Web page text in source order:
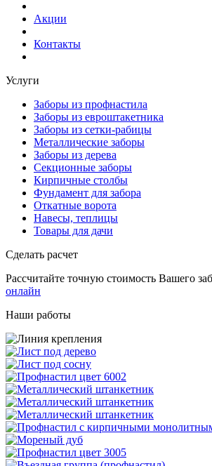
Акции
Контакты
Услуги
Заборы из профнастила
Заборы из евроштакетника
Заборы из сетки-рабицы
Металлические заборы
Заборы из дерева
Секционные заборы
Кирпичные столбы
Фундамент для забора
Откатные ворота
Навесы, теплицы
Товары для дачи
Сделать расчет
Рассчитайте точную стоимость Вашего
онлайн
Наши работы